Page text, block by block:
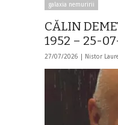
galaxia nemuririi
CĂLIN
1952 – 25-
27/07/2026 | Nistor